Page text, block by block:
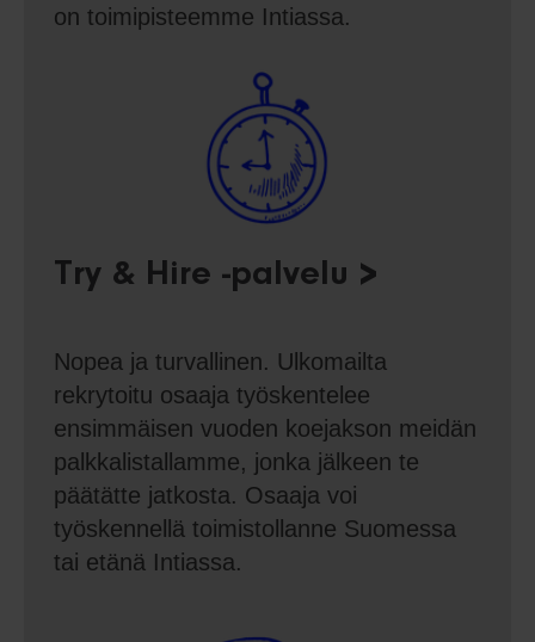
on toimipisteemme Intiassa.
Try & Hire -palvelu
Nopea ja turvallinen. Ulkomailta
rekrytoitu osaaja työskentelee
ensimmäisen vuoden koejakson meidän
palkkalistallamme, jonka jälkeen te
päätätte jatkosta. Osaaja voi
työskennellä toimistollanne Suomessa
tai etänä Intiassa.